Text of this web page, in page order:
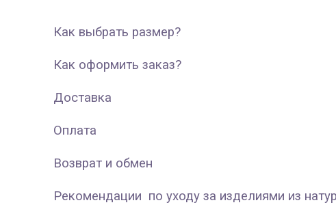
Как выбрать размер?
Как оформить заказ?
Доставка
Оплата
Возврат и обмен
Рекомендации по уходу за изделиями из